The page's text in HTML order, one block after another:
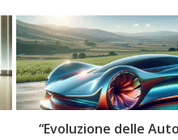
“Evoluzione delle